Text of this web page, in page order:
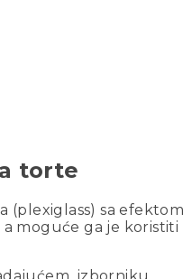
torte
(plexiglass) sa efektom
moguće ga je koristiti